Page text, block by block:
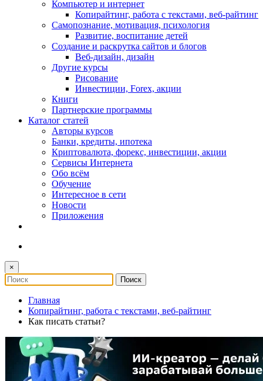
Компьютер и интернет
Копирайтинг, работа с текстами, веб-райтинг
Самопознание, мотивация, психология
Развитие, воспитание детей
Создание и раскрутка сайтов и блогов
Веб-дизайн, дизайн
Другие курсы
Рисование
Инвестиции, Forex, акции
Книги
Партнерские программы
Каталог статей
Авторы курсов
Банки, кредиты, ипотека
Криптовалюта, форекс, инвестиции, акции
Сервисы Интернета
Обо всём
Обучение
Интересное в сети
Новости
Приложения
×
Главная
Копирайтинг, работа с текстами, веб-райтинг
Как писать статьи?